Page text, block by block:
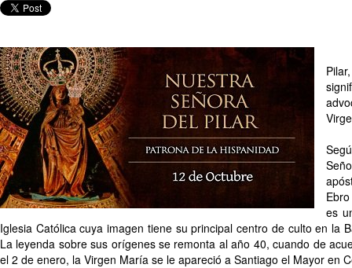
es
Iglesia Católica cuya imagen tiene su principal centro de culto en la
La leyenda sobre sus orígenes se remonta al año 40, cuando de
el 2 de enero, la Virgen María se le apareció a Santiago el Mayor en